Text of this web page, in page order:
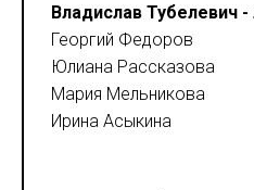
Владислав Тубелевич
Георгий Федоров
Юлиана Рассказова
Мария Мельникова
Ирина Асыкина